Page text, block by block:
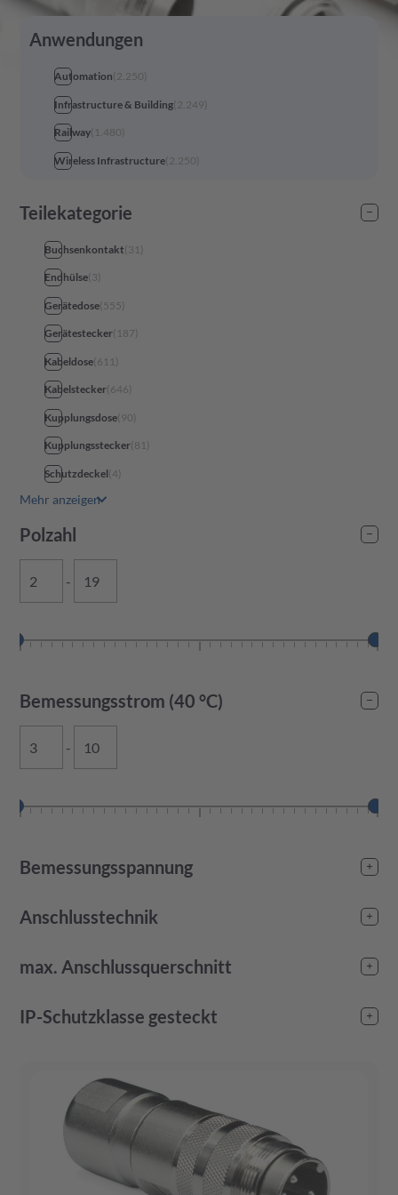
Anwendungen
Automation(2.250)
Infrastructure & Building(2.249)
Railway( 1.480)
Wireless Infrastructure(2.250)
Teilekategorie
Buchsenkontakt(31 )
Endhülse(3)
Gerätedose(555)
Gerätestecker( 187)
Kabeldose(611 )
Kabelstecker(646)
Kupplungsdose(90)
Kupplungsstecker(81)
Schutzdeckel(4)
Mehr anzeigen
Polzahl
-
Bemessungsstrom (40 °C)
-
Bemessungsspannung
-
Anschlusstechnik
Lötanschluss (1.510
max. Anschlussquerschnitt
-
IP-Schutzklasse gesteckt
IP67(
666)